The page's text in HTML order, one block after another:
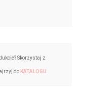
Skorzystaj z
do KATALOGU.